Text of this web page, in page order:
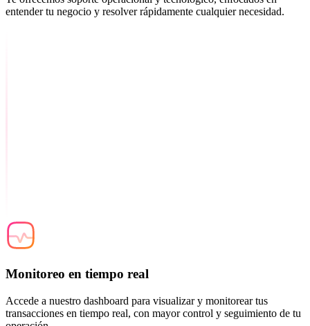
entender tu negocio y resolver rápidamente cualquier necesidad.
Monitoreo en tiempo real
Accede a nuestro dashboard para visualizar y monitorear tus
transacciones en tiempo real, con mayor control y seguimiento de tu